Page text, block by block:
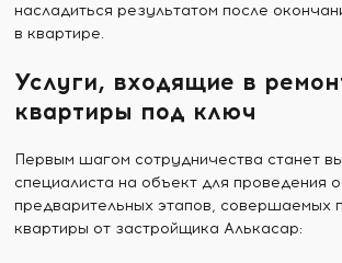
насладиться результатом после
в квартире.
Услуги, входящие в
квартиры под ключ
Первым шагом сотрудничества станет
специалиста на объект для проведения
предварительных этапов, совершаемых
квартиры от застройщика Алькасар: